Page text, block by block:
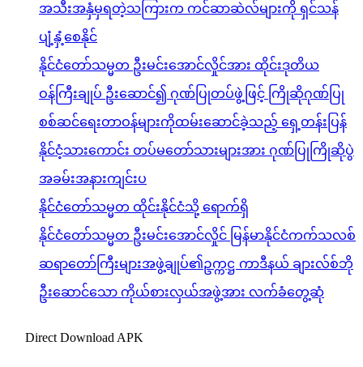
အသီးအနှံမှရတဲ့သကြားက ကင်ဆာဆဲလ်များကို ရှင်သန်
ပျံ့နှံ့စေနိုင်
နိုင်ငံတော်သမ္မတ ဦးမင်းအောင်လှိုင်အား ထိုင်းဒုတိယ
ဝန်ကြီးချုပ် ဦးဆောင်၍ ဂုဏ်ပြုတပ်ဖွဲ့ဖြင့် ကြိုဆိုဂုဏ်ပြု
စစ်ဆင်ရေးတာဝန်များကိုထမ်းဆောင်ခဲ့သည့် ရှေ့တန်းပြန်
နိုင်ငံ့သားကောင်း တပ်မတော်သားများအား ဂုဏ်ပြုကြိုဆိုပွဲ
အခမ်းအနားကျင်းပ
နိုင်ငံတော်သမ္မတ ထိုင်းနိုင်ငံသို့ ရောက်ရှိ
နိုင်ငံတော်သမ္မတ ဦးမင်းအောင်လှိုင် မြန်မာနိုင်ငံကက်သလစ်
ဆရာတော်ကြီးများအဖွဲ့ချုပ်၏ဥက္ကဋ္ဌ ကာဒီနယ် ချားလ်စ်ဘို
ဦးဆောင်သော ကိုယ်စားလှယ်အဖွဲ့အား လက်ခံတွေ့ဆုံ
Direct Download APK